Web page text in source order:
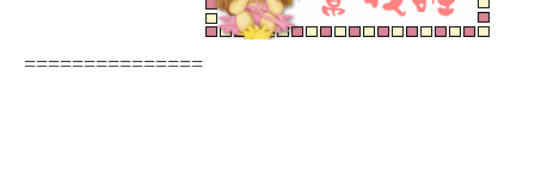
===============